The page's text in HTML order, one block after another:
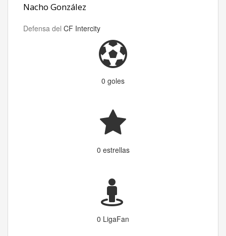
Nacho González
Defensa del CF Intercity
0 goles
0 estrellas
0 LigaFan